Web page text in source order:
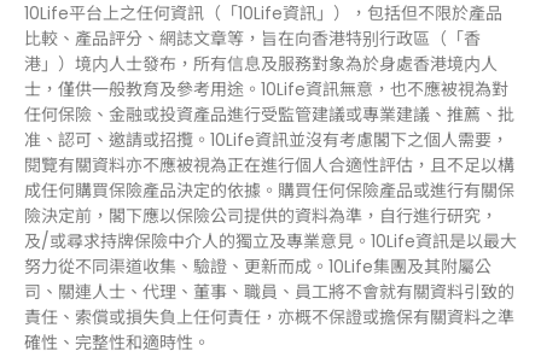
10Life平台上之任何資訊（「10Life資訊」），包括但不限於產品
比較、產品評分、網誌文章等，旨在向香港特别行政區（「香
港」）境内人士發布，所有信息及服務對象為於身處香港境内人
士，僅供一般教育及參考用途。10Life資訊無意，也不應被視為對
任何保險、金融或投資產品進行受監管建議或專業建議、推薦、批
准、認可、邀請或招攬。10Life資訊並沒有考慮閣下之個人需要，
閱覽有關資料亦不應被視為正在進行個人合適性評估，且不足以構
成任何購買保險產品決定的依據。購買任何保險產品或進行有關保
險決定前，閣下應以保險公司提供的資料為準，自行進行研究，
及/或尋求持牌保險中介人的獨立及專業意見。10Life資訊是以最大
努力從不同渠道收集、驗證、更新而成。10Life集團及其附屬公
司、關連人士、代理、董事、職員、員工將不會就有關資料引致的
責任、索償或損失負上任何責任，亦概不保證或擔保有關資料之準
確性、完整性和適時性。